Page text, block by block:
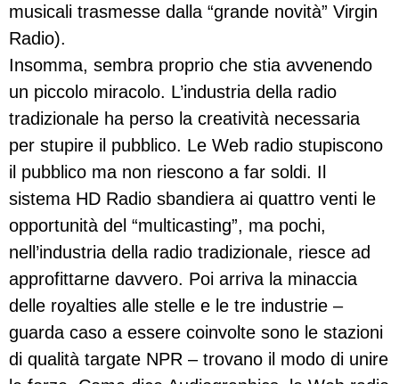
musicali trasmesse dalla “grande novità” Virgin
Radio).
Insomma, sembra proprio che stia avvenendo
un piccolo miracolo. L’industria della radio
tradizionale ha perso la creatività necessaria
per stupire il pubblico. Le Web radio stupiscono
il pubblico ma non riescono a far soldi. Il
sistema HD Radio sbandiera ai quattro venti le
opportunità del “multicasting”, ma pochi,
nell’industria della radio tradizionale, riesce ad
approfittarne davvero. Poi arriva la minaccia
delle royalties alle stelle e le tre industrie –
guarda caso a essere coinvolte sono le stazioni
di qualità targate NPR – trovano il modo di unire